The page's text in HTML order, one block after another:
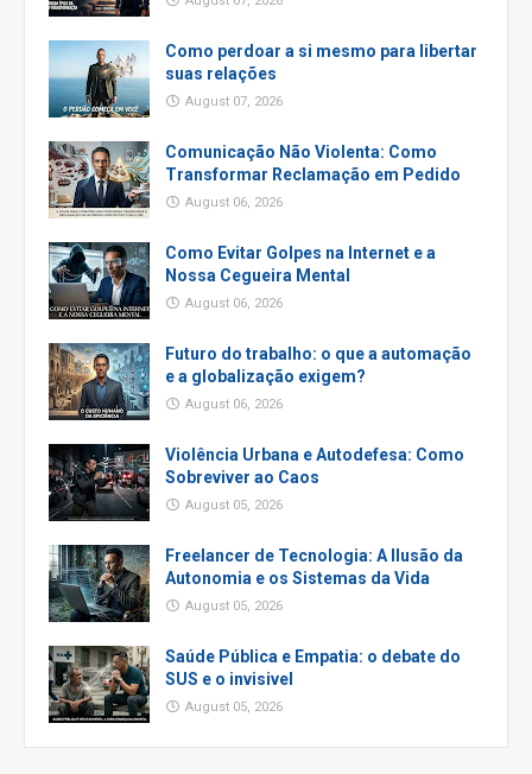
Como perdoar a si mesmo para libertar
suas relações
August 07, 2026
Comunicação Não Violenta: Como
Transformar Reclamação em Pedido
August 06, 2026
Como Evitar Golpes na Internet e a
Nossa Cegueira Mental
August 06, 2026
Futuro do trabalho: o que a automação
e a globalização exigem?
August 06, 2026
Violência Urbana e Autodefesa: Como
Sobreviver ao Caos
August 05, 2026
Freelancer de Tecnologia: A Ilusão da
Autonomia e os Sistemas da Vida
August 05, 2026
Saúde Pública e Empatia: o debate do
SUS e o invisivel
August 05, 2026